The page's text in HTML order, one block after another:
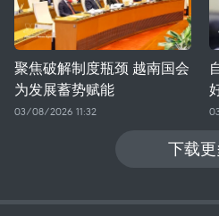
聚焦破解制度瓶颈 越南国会
为发展蓄势赋能
03/08/2026 11:32
下载更